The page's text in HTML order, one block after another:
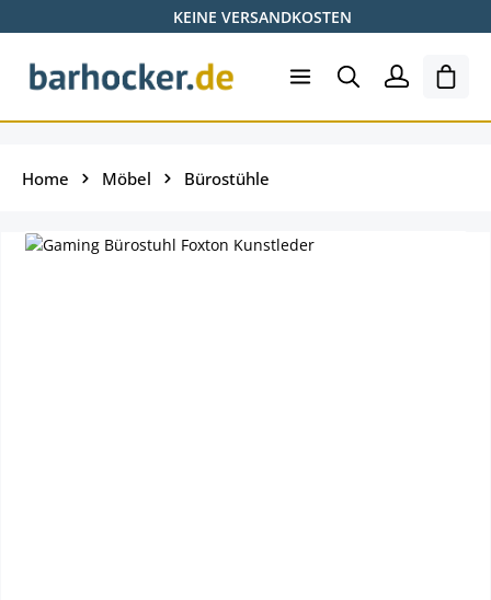
Zum Hauptinhalt springenKEINE VERSANDKOSTEN
Home Möbel Bürostühle